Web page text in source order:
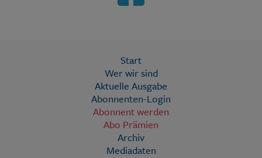
Start
Wer wir sind
Aktuelle Ausgabe
Abonnenten-Login
Abonnent werden
Abo Prämien
Archiv
Mediadaten